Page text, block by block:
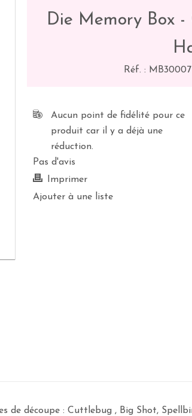
Die Memory Box -
Réf. : MB30007
Aucun point de fidélité pour ce
produit car il y a déjà une
réduction.
Pas d'avis
Imprimer
Ajouter à une liste
de découpe : Cuttlebug , Big Shot,